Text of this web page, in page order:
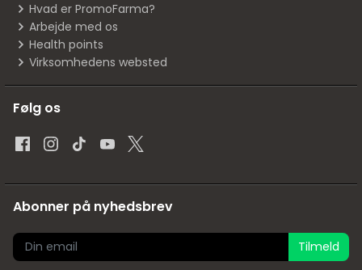
Hvad er PromoFarma?
Arbejde med os
Health points
Virksomhedens websted
Følg os
Abonner på nyhedsbrev
Tilmeld